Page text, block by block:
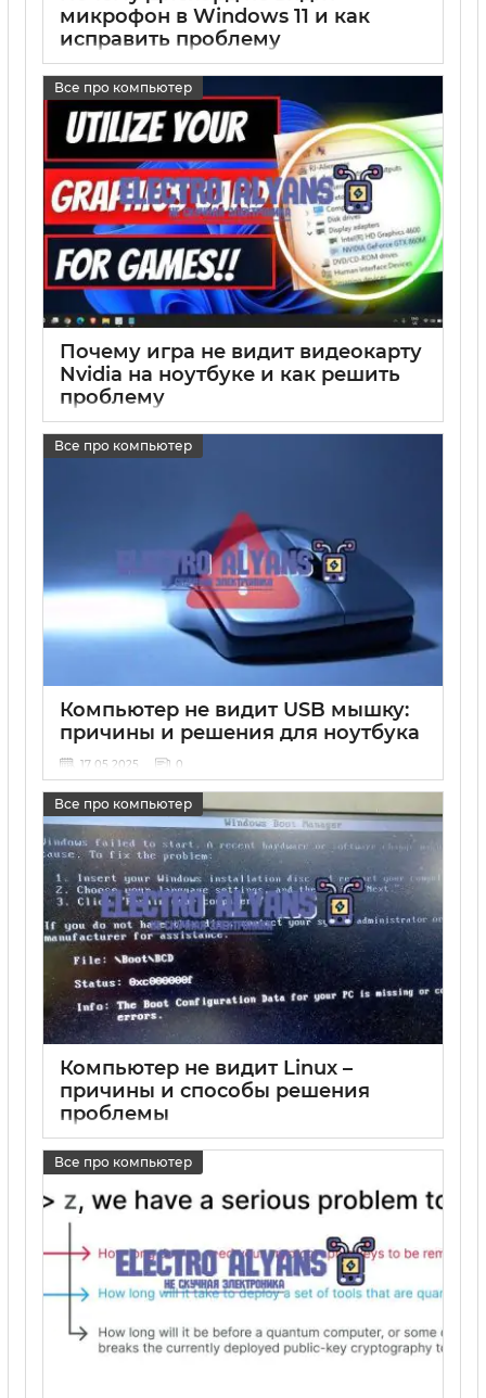
микрофон в Windows 11 и как
исправить проблему
Все про компьютер
Почему игра не видит видеокарту
Nvidia на ноутбуке и как решить
проблему
Все про компьютер
Компьютер не видит USB мышку:
причины и решения для ноутбука
17 05 2025 0
Все про компьютер
Компьютер не видит Linux –
причины и способы решения
проблемы
Все про компьютер